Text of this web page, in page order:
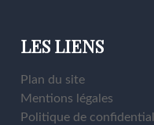
LES LIENS
Plan du site
Mentions légales
Politique de